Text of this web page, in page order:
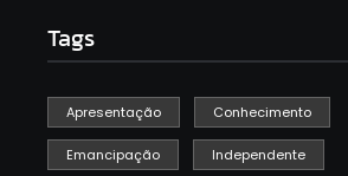
Tags
Apresentação Conhecimento
Emancipação Independente